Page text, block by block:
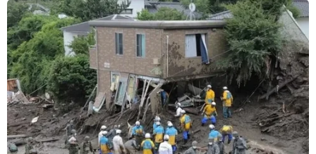
tiến công của ta...
Dù địch tình thay đổi thế nào, thì việc quân
Pháp nhảy dù xuống Điện Biên Phủ căn bản có
lợi cho ta. Ngược lại, nó bộc lộ mâu thuẫn của
quân Pháp giữa chiếm đóng đất đai với tập
trung lực lượng, giữa chiếm đóng chiến trường
rừng núi với củng cố chiến trường đồng bằng.